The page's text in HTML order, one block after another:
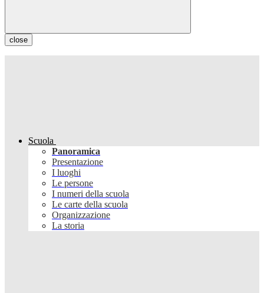
close
Scuola
Panoramica
Presentazione
I luoghi
Le persone
I numeri della scuola
Le carte della scuola
Organizzazione
La storia